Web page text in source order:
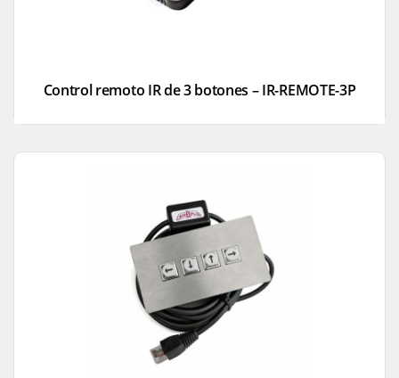
Control remoto IR de 3 botones – IR-REMOTE-3P